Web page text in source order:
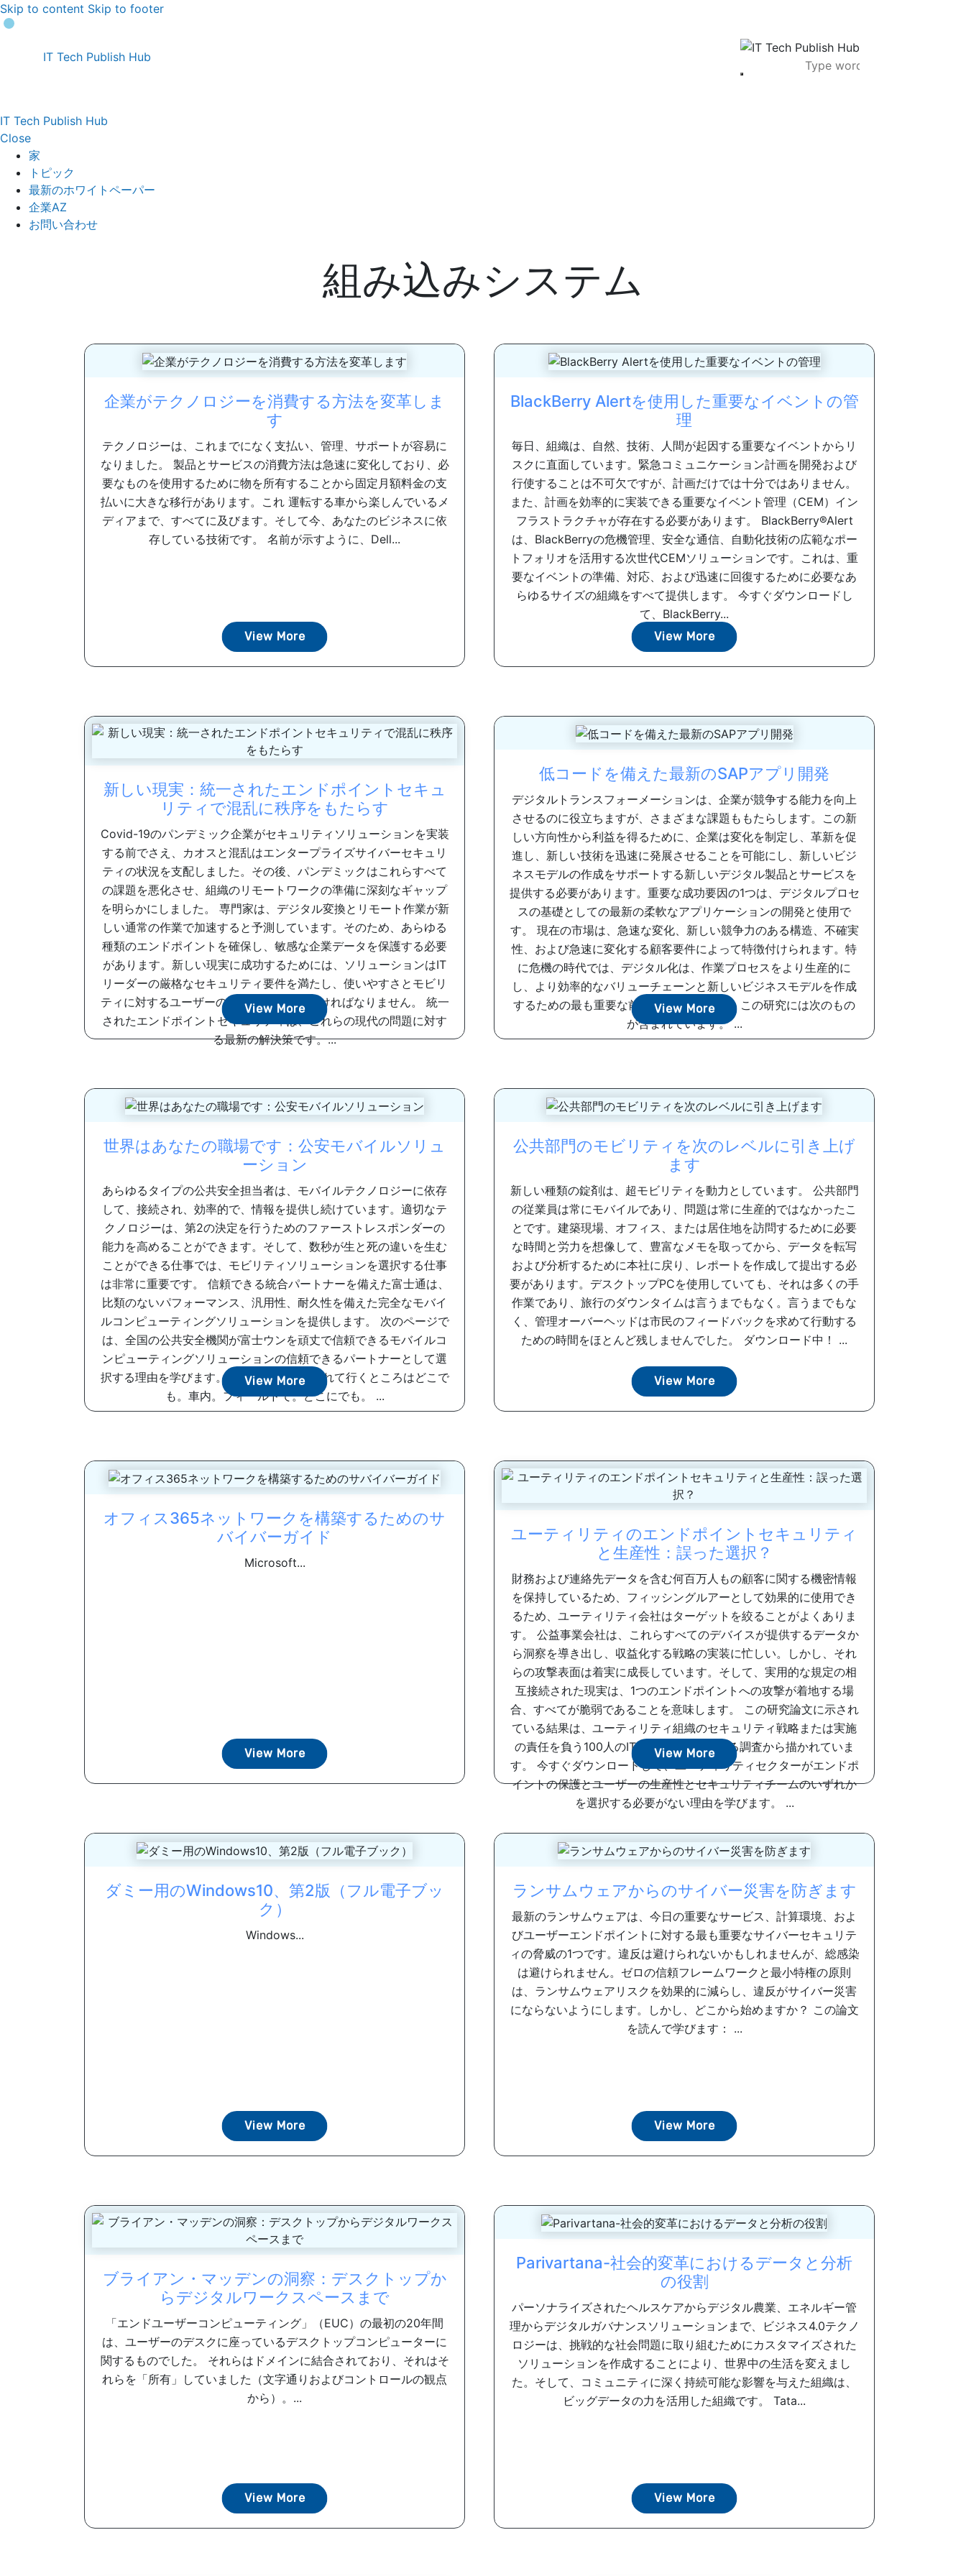
Skip to content Skip to footer
IT Tech Publish Hub
IT Tech Publish Hub
Close
家
トピック
最新のホワイトペーパー
企業AZ
お問い合わせ
組み込みシステム
企業がテクノロジーを消費する方法を変革しま
す
テクノロジーは、これまでになく支払い、管理、サポートが容易に
なりました。 製品とサービスの消費方法は急速に変化しており、必
要なものを使用するために物を所有することから固定月額料金の支
払いに大きな移行があります。これ 運転する車から楽しんでいるメ
ディアまで、すべてに及びます。そして今、あなたのビジネスに依
存している技術です。 名前が示すように、Dell...
View More
BlackBerry Alertを使用した重要なイベントの管
理
毎日、組織は、自然、技術、人間が起因する重要なイベントからリ
スクに直面しています。緊急コミュニケーション計画を開発および
行使することは不可欠ですが、計画だけでは十分ではありません。
また、計画を効率的に実装できる重要なイベント管理（CEM）イン
フラストラクチャが存在する必要があります。 BlackBerry®Alert
は、BlackBerryの危機管理、安全な通信、自動化技術の広範なポー
トフォリオを活用する次世代CEMソリューションです。これは、重
要なイベントの準備、対応、および迅速に回復するために必要なあ
らゆるサイズの組織をすべて提供します。 今すぐダウンロードし
て、BlackBerry...
View More
新しい現実：統一されたエンドポイントセキュ
リティで混乱に秩序をもたらす
Covid-19のパンデミック企業がセキュリティソリューションを実装
する前でさえ、カオスと混乱はエンタープライズサイバーセキュリ
ティの状況を支配しました。その後、パンデミックはこれらすべて
の課題を悪化させ、組織のリモートワークの準備に深刻なギャップ
を明らかにしました。 専門家は、デジタル変換とリモート作業が新
しい通常の作業で加速すると予測しています。そのため、あらゆる
種類のエンドポイントを確保し、敏感な企業データを保護する必要
があります。新しい現実に成功するためには、ソリューションはIT
リーダーの厳格なセキュリティ要件を満たし、使いやすさとモビリ
ティに対するユーザーの欲求にも対応しなければなりません。 統一
されたエンドポイントセキュリティは、これらの現代の問題に対す
る最新の解決策です。...
View More
低コードを備えた最新のSAPアプリ開発
デジタルトランスフォーメーションは、企業が競争する能力を向上
させるのに役立ちますが、さまざまな課題ももたらします。この新
しい方向性から利益を得るために、企業は変化を制定し、革新を促
進し、新しい技術を迅速に発展させることを可能にし、新しいビジ
ネスモデルの作成をサポートする新しいデジタル製品とサービスを
提供する必要があります。重要な成功要因の1つは、デジタルプロセ
スの基礎としての最新の柔軟なアプリケーションの開発と使用で
す。 現在の市場は、急速な変化、新しい競争力のある構造、不確実
性、および急速に変化する顧客要件によって特徴付けられます。特
に危機の時代では、デジタル化は、作業プロセスをより生産的に
し、より効率的なバリューチェーンと新しいビジネスモデルを作成
するための最も重要な前提条件の1つです。 この研究には次のもの
が含まれています。 ...
View More
世界はあなたの職場です：公安モバイルソリュ
ーション
あらゆるタイプの公共安全担当者は、モバイルテクノロジーに依存
して、接続され、効率的で、情報を提供し続けています。適切なテ
クノロジーは、第2の決定を行うためのファーストレスポンダーの
能力を高めることができます。そして、数秒が生と死の違いを生む
ことができる仕事では、モビリティソリューションを選択する仕事
は非常に重要です。 信頼できる統合パートナーを備えた富士通は、
比類のないパフォーマンス、汎用性、耐久性を備えた完全なモバイ
ルコンピューティングソリューションを提供します。 次のページで
は、全国の公共安全機関が富士ウンを頑丈で信頼できるモバイルコ
ンピューティングソリューションの信頼できるパートナーとして選
択する理由を学びます。 義務があなたを連れて行くところはどこで
も。車内。フィールドで。どこにでも。 ...
View More
公共部門のモビリティを次のレベルに引き上げ
ます
新しい種類の錠剤は、超モビリティを動力としています。 公共部門
の従業員は常にモバイルであり、問​​題は常に生産的ではなかったこ
とです。建築現場、オフィス、または居住地を訪問するために必要
な時間と労力を想像して、豊富なメモを取ってから、データを転写
および分析するために本社に戻り、レポートを作成して提出する必
要があります。デスクトップPCを使用していても、それは多くの手
作業であり、旅行のダウンタイムは言うまでもなく。言うまでもな
く、管理オーバーヘッドは市民のフィードバックを求めて行動する
ための時間をほとんど残しませんでした。 ダウンロード中！ ...
View More
オフィス365ネットワークを構築するためのサ
バイバーガイド
Microsoft...
View More
ユーティリティのエンドポイントセキュリティ
と生産性：誤った選択？
財務および連絡先データを含む何百万人もの顧客に関する機密情報
を保持しているため、フィッシングルアーとして効果的に使用でき
るため、ユーティリティ会社はターゲットを絞ることがよくありま
す。 公益事業会社は、これらすべてのデバイスが提供するデータか
ら洞察を導き出し、収益化する戦略の実装に忙しい。しかし、それ
らの攻撃表面は着実に成長しています。そして、実用的な規定の相
互接続された現実は、1つのエンドポイントへの攻撃が着地する場
合、すべてが脆弱であることを意味します。 この研究論文に示され
ている結果は、ユーティリティ組織のセキュリティ戦略または実施
の責任を負う100人のIT専門家をカバーする調査から描かれていま
す。 今すぐダウンロードして、ユーティリティセクターがエンドポ
イントの保護とユーザーの生産性とセキュリティチームのいずれか
を選択する必要がない理由を学びます。 ...
View More
ダミー用のWindows10、第2版（フル電子ブッ
ク）
Windows...
View More
ランサムウェアからのサイバー災害を防ぎます
最新のランサムウェアは、今日の重要なサービス、計算環境、およ
びユーザーエンドポイントに対する最も重要なサイバーセキュリテ
ィの脅威の1つです。違反は避けられないかもしれませんが、総感染
は避けられません。ゼロの信頼フレームワークと最小特権の原則
は、ランサムウェアリスクを効果的に減らし、違反がサイバー災害
にならないようにします。しかし、どこから始めますか？ この論文
を読んで学びます： ...
View More
ブライアン・マッデンの洞察：デスクトップか
らデジタルワークスペースまで
「エンドユーザーコンピューティング」（EUC）の最初の20年間
は、ユーザーのデスクに座っているデスクトップコンピューターに
関するものでした。 それらはドメインに結合されており、それはそ
れらを「所有」していました（文字通りおよびコントロールの観点
から）。...
View More
Parivartana-社会的変革におけるデータと分析
の役割
パーソナライズされたヘルスケアからデジタル農業、エネルギー管
理からデジタルガバナンスソリューションまで、ビジネス4.0テクノ
ロジーは、挑戦的な社会問題に取り組むためにカスタマイズされた
ソリューションを作成することにより、世界中の生活を変えまし
た。そして、コミュニティに深く持続可能な影響を与えた組織は、
ビッグデータの力を活用した組織です。 Tata...
View More